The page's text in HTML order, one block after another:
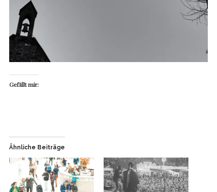
Gefällt mir:
Ähnliche Beiträge